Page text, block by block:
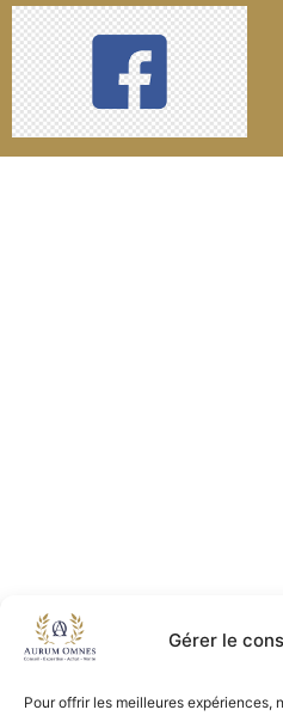
Gérer le
Pour offrir les meilleures expériences,